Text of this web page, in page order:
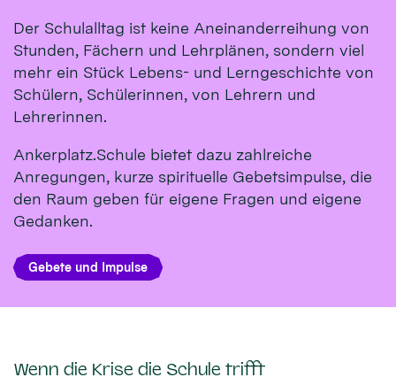
Der Schulalltag ist keine Aneinanderreihung von
Stunden, Fächern und Lehrplänen, sondern viel
mehr ein Stück Lebens- und Lerngeschichte von
Schülern, Schülerinnen, von Lehrern und
Lehrerinnen.
Ankerplatz.Schule bietet dazu zahlreiche
Anregungen, kurze spirituelle Gebetsimpulse, die
den Raum geben für eigene Fragen und eigene
Gedanken.
Gebete und Impulse
Wenn die Krise die Schule trifft: